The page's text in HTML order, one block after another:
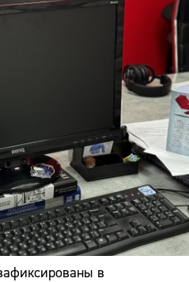
в